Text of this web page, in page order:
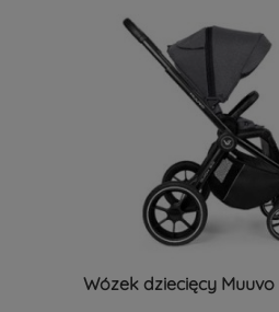
Wózek dziecięcy Muuvo